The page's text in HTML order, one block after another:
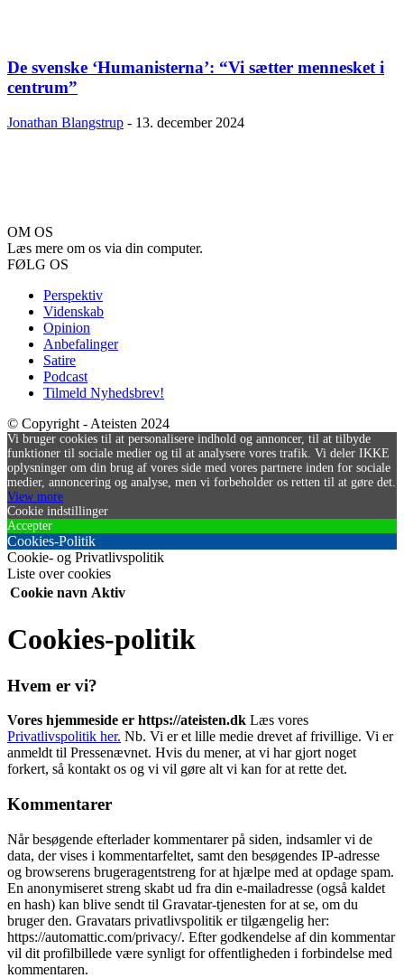
De svenske ‘Humanisterna’: “Vi sætter mennesket i
centrum”
Jonathan Blangstrup - 13. december 2024
OM OS
Læs mere om os via din computer.
FØLG OS
Perspektiv
Videnskab
Opinion
Anbefalinger
Satire
Podcast
Tilmeld Nyhedsbrev!
© Copyright - Ateisten 2024
Vi bruger cookies til at personalisere indhold og annoncer, til at tilbyde
funktioner til sociale medier og til at analysere vores trafik. Vi deler IKKE
oplysninger om din brug af vores side med vores partnere inden for sociale
medier, annoncering og analyse, men vi forbeholder os retten til at gøre det.
View more
Cookie indstillinger
Accepter
Cookies-Politik
Cookie- og Privatlivspolitik
Liste over cookies
Cookie navn Aktiv
Cookies-politik
Hvem er vi?
Vores hjemmeside er https://ateisten.dk Læs vores
Privatlivspolitik her. Nb. Vi er et lille medie drevet af frivillige. Vi er
anmeldt til Pressenævnet. Hvis du mener, at vi har gjort noget
forkert, så kontakt os og vi vil gøre alt vi kan for at rette det.
Kommentarer
Når besøgende efterlader kommentarer på siden, indsamler vi de
data, der vises i kommentarfeltet, samt den besøgendes IP-adresse
og browserens brugeragentstreng for at hjælpe med at opdage spam.
En anonymiseret streng skabt ud fra din e-mailadresse (også kaldet
en hash) kan blive sendt til Gravatar-tjenesten for at se, om du
bruger den. Gravatars privatlivspolitik er tilgængelig her:
https://automattic.com/privacy/. Efter godkendelse af din kommentar
vil dit profilbillede være synligt for offentligheden i forbindelse med
kommentaren.